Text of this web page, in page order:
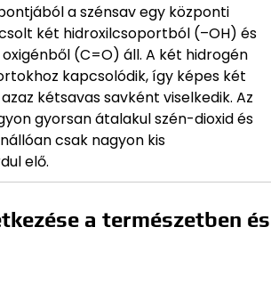
a szénsav egy központi
két hidroxilcsoportból (–OH) és
(C=O) áll. A két hidrogén
kapcsolódik, így képes két
kétsavas savként viselkedik. Az
gyorsan átalakul szén-dioxid és
csak nagyon kis
elő.
a természetben és